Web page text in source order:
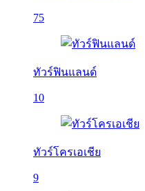
75
ทัวร์ฟินแลนด์
10
ทัวร์โครเอเชีย
9